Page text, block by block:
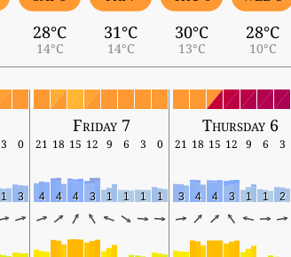
28°C
10°C
30°C
13°C
31°C
14°C
28°C
14°C
Thursday 6
Friday 7
3
6
9
12
15
18
21
0
3
6
9
12
15
18
21
0
3
2
1
1
3
4
4
3
1
1
1
1
3
4
4
4
3
1